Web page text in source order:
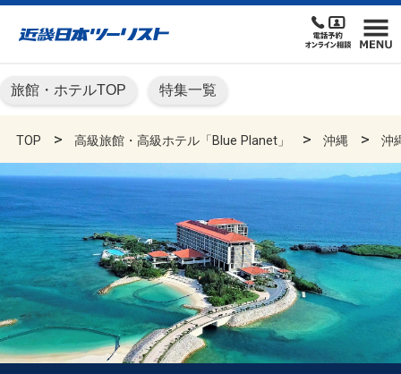
旅館・ホテルTOP 特集一覧
TOP 高級旅館・高級ホテル「Blue Planet」 沖縄 沖